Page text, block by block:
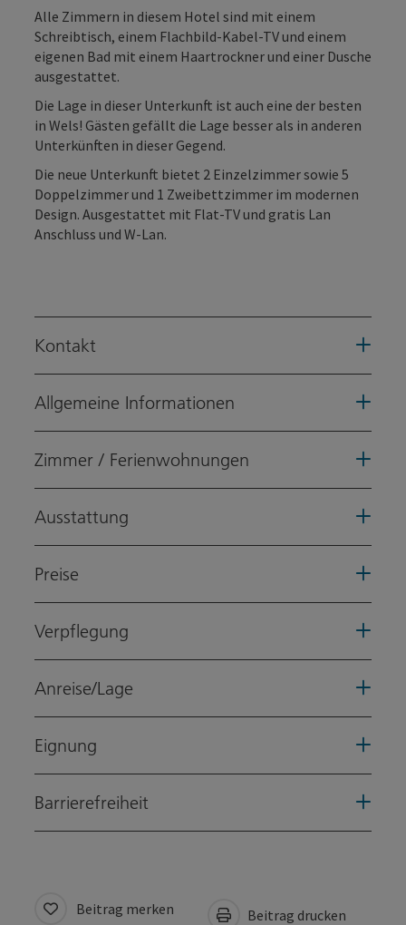
Alle Zimmern in diesem Hotel sind mit einem
Schreibtisch, einem Flachbild-Kabel-TV und einem
eigenen Bad mit einem Haartrockner und einer Dusche
ausgestattet.
Die Lage in dieser Unterkunft ist auch eine der besten
in Wels! Gästen gefällt die Lage besser als in anderen
Unterkünften in dieser Gegend.
Die neue Unterkunft bietet 2 Einzelzimmer sowie 5
Doppelzimmer und 1 Zweibettzimmer im modernen
Design. Ausgestattet mit Flat-TV und gratis Lan
Anschluss und W-Lan.
Kontakt
Allgemeine Informationen
Zimmer / Ferienwohnungen
Ausstattung
Preise
Verpflegung
Anreise/Lage
Eignung
Barrierefreiheit
Beitrag merken Beitrag drucken